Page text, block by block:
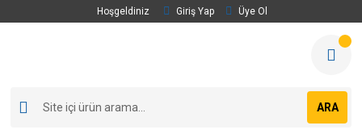
Hoşgeldiniz Giriş Yap Üye Ol
ARA